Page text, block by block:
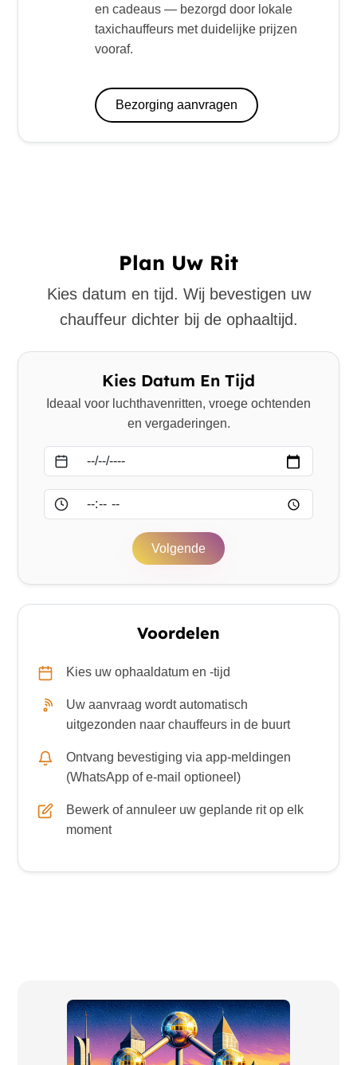
en cadeaus — bezorgd door lokale
taxichauffeurs met duidelijke prijzen
vooraf.
Bezorging aanvragen
Plan Uw Rit
Kies datum en tijd. Wij bevestigen uw
chauffeur dichter bij de ophaaltijd.
Kies Datum En Tijd
Ideaal voor luchthavenritten, vroege ochtenden
en vergaderingen.
Volgende
Voordelen
Kies uw ophaaldatum en -tijd
Uw aanvraag wordt automatisch
uitgezonden naar chauffeurs in de buurt
Ontvang bevestiging via app-meldingen
(WhatsApp of e-mail optioneel)
Bewerk of annuleer uw geplande rit op elk
moment